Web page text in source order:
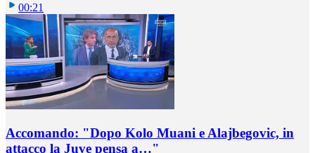
00:21
Accomando: "Dopo Kolo Muani e Alajbegovic, in
attacco la Juve pensa a…"